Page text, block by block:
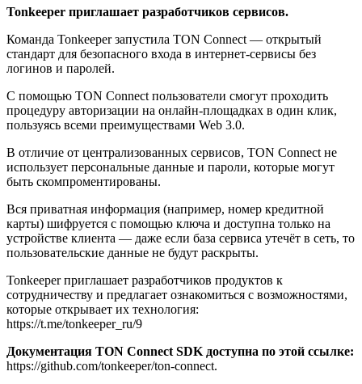
Tonkeeper приглашает разработчиков сервисов.
Команда Tonkeeper запустила TON Connect — открытый
стандарт для безопасного входа в интернет-сервисы без
логинов и паролей.
С помощью TON Connect пользователи смогут проходить
процедуру авторизации на онлайн-площадках в один клик,
пользуясь всеми преимуществами Web 3.0.
В отличие от централизованных сервисов, TON Connect не
использует персональные данные и пароли, которые могут
быть скомпроментированы.
Вся приватная информация (например, номер кредитной
карты) шифруется с помощью ключа и доступна только на
устройстве клиента — даже если база сервиса утечёт в сеть, то
пользовательские данные не будут раскрыты.
Tonkeeper приглашает разработчиков продуктов к
сотрудничеству и предлагает ознакомиться с возможностями,
которые открывает их технология:
https://t.me/tonkeeper_ru/9
Документация TON Connect SDK доступна по этой ссылке:
https://github.com/tonkeeper/ton-connect.